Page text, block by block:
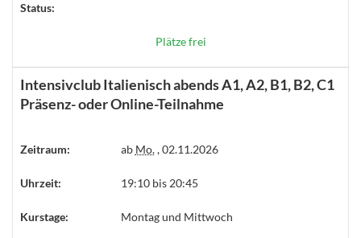
Status:
Plätze frei
Intensivclub Italienisch abends A1, A2, B1, B2, C1
Präsenz- oder Online-Teilnahme
Zeitraum: ab Mo., 02.11.2026
Uhrzeit: 19:10 bis 20:45
Kurstage: Montag und Mittwoch